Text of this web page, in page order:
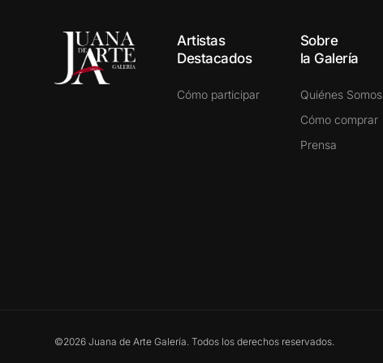
Artistas
Destacados
Cómo participar
Sobre
la Galería
Quiénes Somos
Cómo comprar
Prensa
©2026 Juana de Arte Galería. Todos los derechos reservados.